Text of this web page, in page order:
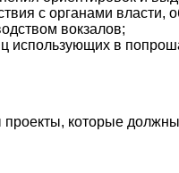
с органами
вокзалов;
использующих в
которые